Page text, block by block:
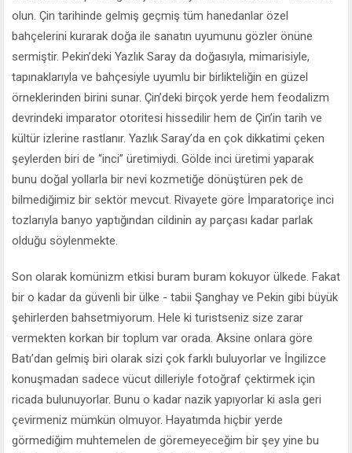
olun. Çin tarihinde gelmiş geçmiş tüm hanedanlar özel
bahçelerini kurarak doğa ile sanatın uyumunu gözler önüne
sermiştir. Pekin’deki Yazlık Saray da doğasıyla, mimarisiyle,
tapınaklarıyla ve bahçesiyle uyumlu bir birlikteliğin en güzel
örneklerinden birini sunar. Çin’deki birçok yerde hem feodalizm
devrindeki imparator otoritesi hissedilir hem de Çin’in tarih ve
kültür izlerine rastlanır. Yazlık Saray’da en çok dikkatimi çeken
şeylerden biri de “inci” üretimiydi. Gölde inci üretimi yaparak
bunu doğal yollarla bir nevi kozmetiğe dönüştüren pek de
bilmediğimiz bir sektör mevcut. Rivayete göre İmparatoriçe inci
tozlarıyla banyo yaptığından cildinin ay parçası kadar parlak
olduğu söylenmekte.
Son olarak komünizm etkisi buram buram kokuyor ülkede. Fakat
bir o kadar da güvenli bir ülke - tabii Şanghay ve Pekin gibi büyük
şehirlerden bahsetmiyorum. Hele ki turistseniz size zarar
vermekten korkan bir toplum var orada. Aksine onlara göre
Batı’dan gelmiş biri olarak sizi çok farklı buluyorlar ve İngilizce
konuşmadan sadece vücut dilleriyle fotoğraf çektirmek için
ricada bulunuyorlar. Bunu o kadar nazik yapıyorlar ki asla geri
çevirmeniz mümkün olmuyor. Hayatımda hiçbir yerde
görmediğim muhtemelen de göremeyeceğim bir şey yine bu